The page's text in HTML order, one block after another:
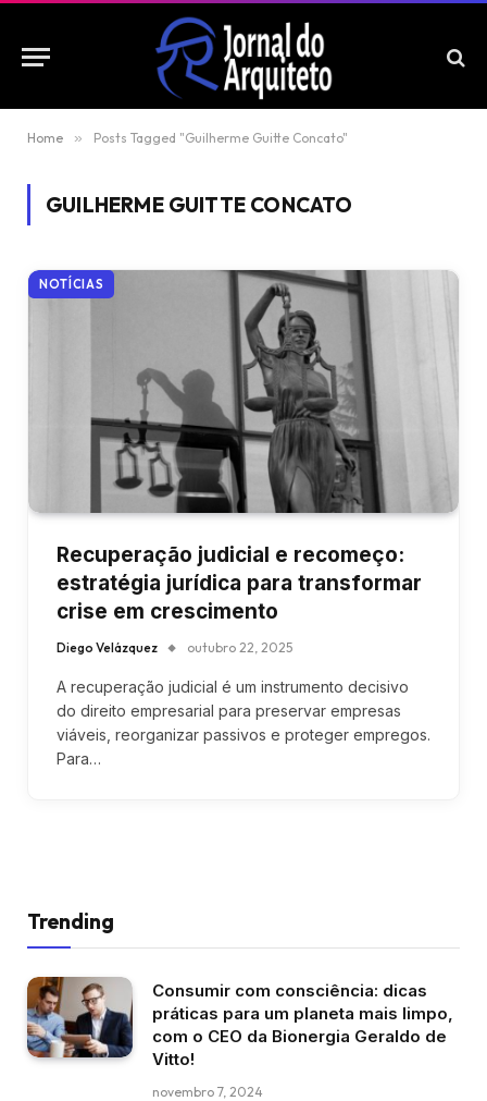
Home » Posts Tagged "Guilherme Guitte Concato"
GUILHERME GUITTE CONCATO
NOTÍCIAS
Recuperação judicial e recomeço:
estratégia jurídica para transformar
crise em crescimento
Diego Velázquez outubro 22, 2025
A recuperação judicial é um instrumento decisivo
do direito empresarial para preservar empresas
viáveis, reorganizar passivos e proteger empregos.
Para…
Trending
Consumir com consciência: dicas
práticas para um planeta mais limpo,
com o CEO da Bionergia Geraldo de
Vitto!
novembro 7, 2024